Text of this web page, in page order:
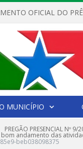
MUNICÍPIO
PREGÃO PRESENCIAL
andamento das
beb038098375